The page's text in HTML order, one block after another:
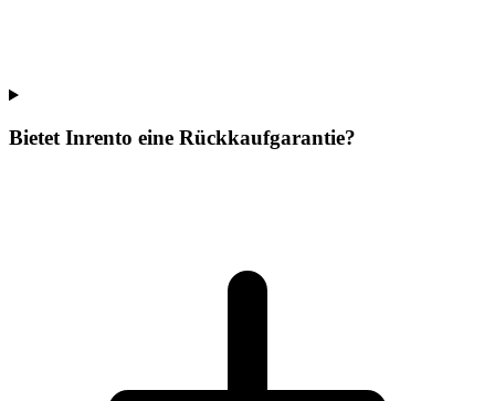
Bietet Inrento eine Rückkaufgarantie?